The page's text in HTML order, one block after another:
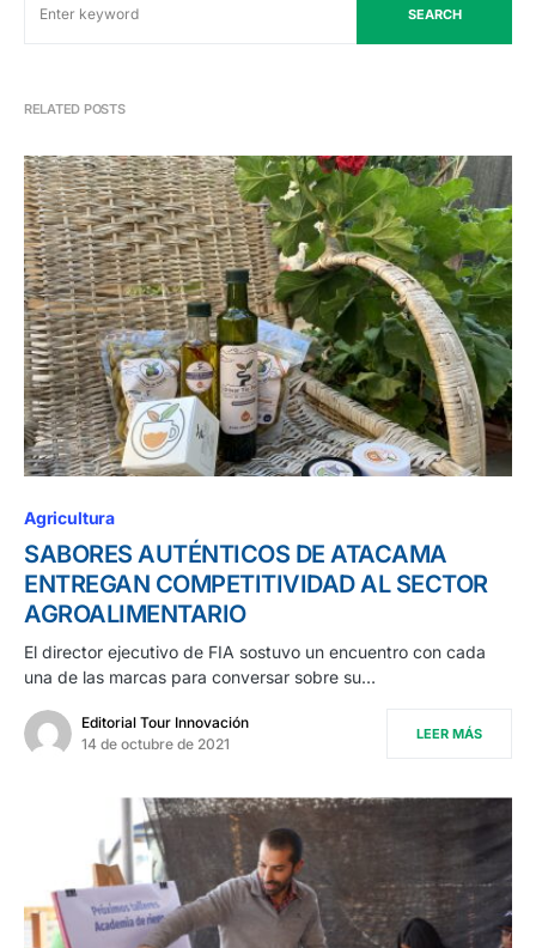
SEARCH
RELATED POSTS
Agricultura
SABORES AUTÉNTICOS DE ATACAMA
ENTREGAN COMPETITIVIDAD AL SECTOR
AGROALIMENTARIO
El director ejecutivo de FIA sostuvo un encuentro con cada
una de las marcas para conversar sobre su…
Editorial Tour Innovación
14 de octubre de 2021
LEER MÁS